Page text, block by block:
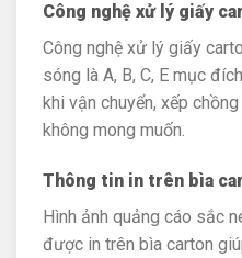
Công nghệ xử lý giấy
Công nghệ xử lý giấy
sóng là A, B, C, E mục
khi vận chuyển, xếp
không mong muốn.
Thông tin in trên bìa
Hình ảnh quảng cáo sắc
được in trên bìa carton